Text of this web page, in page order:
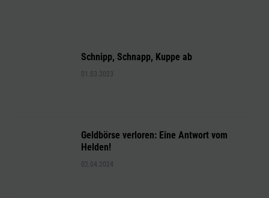
Schnipp, Schnapp, Kuppe ab
01.03.2023
Geldbörse verloren: Eine Antwort vom
Helden!
02.04.2024